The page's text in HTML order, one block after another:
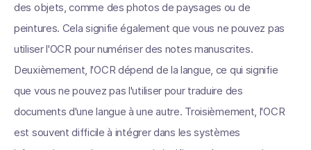
des objets, comme des photos de paysages ou de
peintures. Cela signifie également que vous ne pouvez pas
utiliser l'OCR pour numériser des notes manuscrites.
Deuxièmement, l'OCR dépend de la langue, ce qui signifie
que vous ne pouvez pas l'utiliser pour traduire des
documents d'une langue à une autre. Troisièmement, l'OCR
est souvent difficile à intégrer dans les systèmes